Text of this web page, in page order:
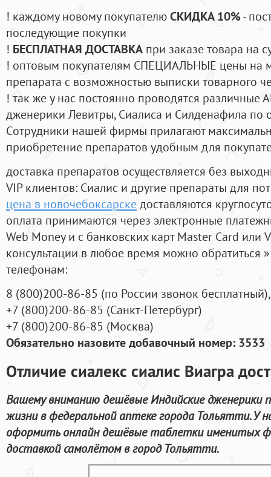
! каждому новому покупателюСКИДКА 10%-
последующие покупки
! БЕСПЛАТНАЯ ДОСТАВКА при заказе товара на
! оптовым покупателям СПЕЦИАЛЬНЫЕ цены на
препарата с возможностью выписки товарного
! так же у нас постоянно проводятся
дженерики Левитры, Сиалиса и Силденафила по
Cотрудники нашей фирмы прилагают
приобретение препаратов удобным для
доставка препаратов осуществляется без
VIP клиентов: Сиалис и другие препараты для
цена в новочебоксарскедоставляются
оплата принимаются через электронные
Web Money и с банковских карт Master Card или
консультации в любое время можно обратиться
телефонам:
8 (800)200-86-85 (по России звонок бесплатный),
+7 (800)200-86-85 (Санкт-Петербург)
+7 (800)200-86-85 (Москва)
Обязательно назовите добавочный номер: 3533
Отличие сиалекс сиалис Виагра
Вашему вниманию дешёвые Индийские дженерики
жизни в федеральной аптеке города Тольятти. У
оформить онлайн дешёвые таблетки именитых
доставкой самолётом в город Тольятти.